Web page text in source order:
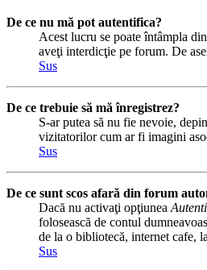
De ce nu mă pot autentifica?
Acest lucru se poate întâmpla
aveţi interdicţie pe forum. De
Sus
De ce trebuie să mă înregistrez?
S-ar putea să nu fie nevoie,
vizitatorilor cum ar fi imagini
Sus
De ce sunt scos afară din forum
Dacă nu activaţi opţiunea
folosească de contul
de la o bibliotecă, internet cafe,
Sus